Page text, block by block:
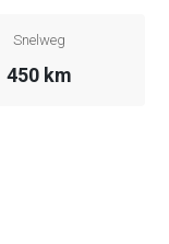
Snelweg
450 km